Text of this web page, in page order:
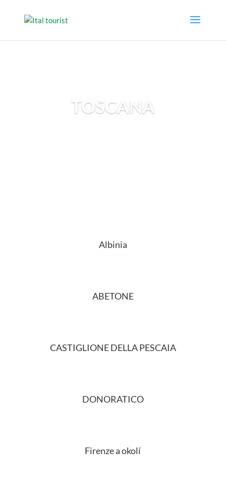
TOSCANA
Albinia
ABETONE
CASTIGLIONE DELLA PESCAIA
DONORATICO
Firenze a okolí